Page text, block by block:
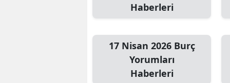
Haberleri
17 Nisan 2026 Burç
Yorumları
Haberleri